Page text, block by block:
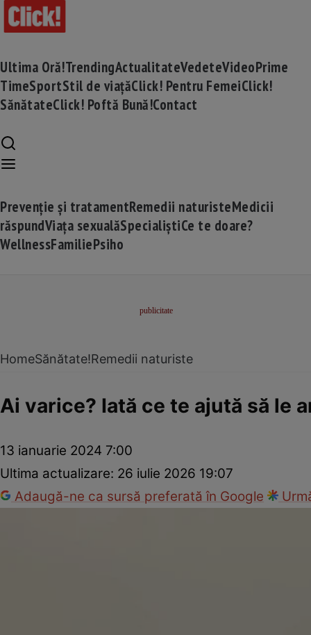
Ultima Oră!TrendingActualitateVedeteVideoPrime
TimeSportStil de viațăClick! Pentru FemeiClick!
SănătateClick! Poftă Bună!Contact
Prevenție și tratamentRemedii naturisteMedicii
răspundViața sexualăSpecialiștiCe te doare?
WellnessFamiliePsiho
HomeSănătate!Remedii naturiste
Ai varice? Iată ce te ajută să le
13 ianuarie 2024 7:00
Ultima actualizare: 26 iulie 2026 19:07
Adaugă-ne ca sursă preferată în Google